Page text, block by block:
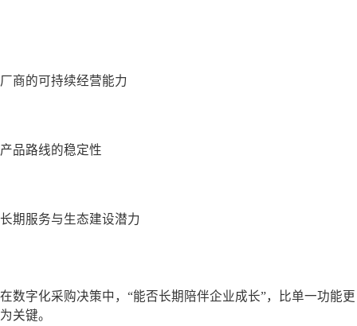
厂商的可持续经营能力
产品路线的稳定性
长期服务与生态建设潜力
在数字化采购决策中，“能否长期陪伴企业成长”，比单一功能更
为关键。